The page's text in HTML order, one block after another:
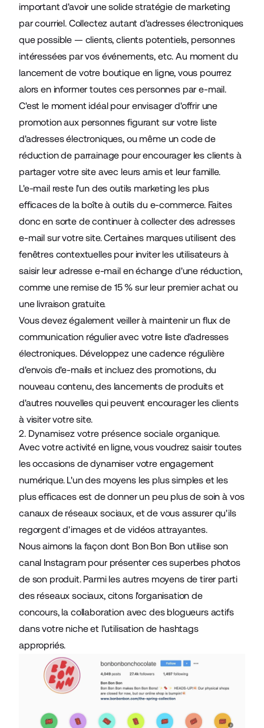
important d'avoir une solide stratégie de marketing
par courriel. Collectez autant d'adresses électroniques
que possible — clients, clients potentiels, personnes
intéressées par vos événements, etc. Au moment du
lancement de votre boutique en ligne, vous pourrez
alors en informer toutes ces personnes par e-mail.
C'est le moment idéal pour envisager d'offrir une
promotion aux personnes figurant sur votre liste
d'adresses électroniques, ou même un code de
réduction de parrainage pour encourager les clients à
partager votre site avec leurs amis et leur famille.
L'e-mail reste l'un des outils marketing les plus
efficaces de la boîte à outils du e-commerce. Faites
donc en sorte de continuer à collecter des adresses
e-mail sur votre site. Certaines marques utilisent des
fenêtres contextuelles pour inviter les utilisateurs à
saisir leur adresse e-mail en échange d'une réduction,
comme une remise de 15 % sur leur premier achat ou
une livraison gratuite.
Vous devez également veiller à maintenir un flux de
communication régulier avec votre liste d'adresses
électroniques. Développez une cadence régulière
d'envois d'e-mails et incluez des promotions, du
nouveau contenu, des lancements de produits et
d'autres nouvelles qui peuvent encourager les clients
à visiter votre site.
2. Dynamisez votre présence sociale organique.
Avec votre activité en ligne, vous voudrez saisir toutes
les occasions de dynamiser votre engagement
numérique. L'un des moyens les plus simples et les
plus efficaces est de donner un peu plus de soin à vos
canaux de réseaux sociaux, et de vous assurer qu'ils
regorgent d'images et de vidéos attrayantes.
Nous aimons la façon dont Bon Bon Bon utilise son
canal Instagram pour présenter ces superbes photos
de son produit. Parmi les autres moyens detirer parti
des réseaux sociaux, citons l'organisation de
concours, la collaboration avec des blogueurs actifs
dans votre niche et l'utilisation de hashtags
appropriés.